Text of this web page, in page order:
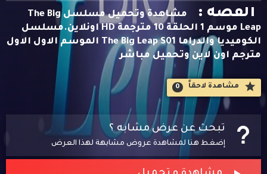
القصه :
مشاهدة وتحميل مسلسل The Big
Leap موسم 1 الحلقة 10 مترجمة HD اونلاين.مسلسل
الكوميديا والدراما The Big Leap S01 الموسم الاول الاول
مترجم اون لاين وتحميل مباشر
مشاهدة لاحقاََ 0
تبحث عن عرض مشابه ؟
إضغط هنا لمشاهدة عروض مشابهة لهذا العرض